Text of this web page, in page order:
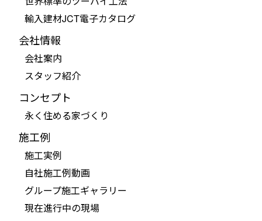
輸入建材JCT電子カタログ
会社情報
会社案内
スタッフ紹介
コンセプト
永く住める家づくり
施工例
施工実例
自社施工例動画
グループ施工ギャラリー
現在進行中の現場